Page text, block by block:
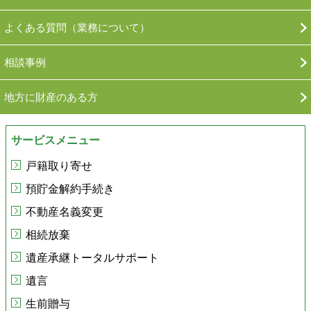
よくある質問（業務について）
相談事例
地方に財産のある方
サービスメニュー
戸籍取り寄せ
預貯金解約手続き
不動産名義変更
相続放棄
遺産承継トータルサポート
遺言
生前贈与